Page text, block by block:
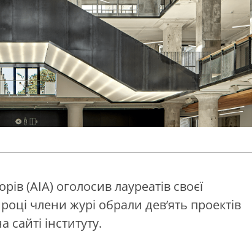
(AIA) оголосив лауреатів своєї
члени журі обрали дев’ять проектів
сайті інституту.